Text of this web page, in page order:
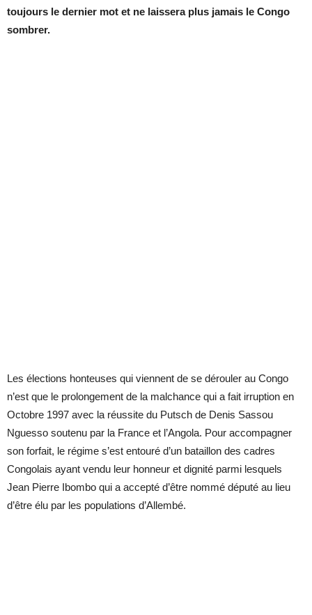
toujours le dernier mot et ne laissera plus jamais le Congo
sombrer.
Les élections honteuses qui viennent de se dérouler au Congo
n’est que le prolongement de la malchance qui a fait irruption en
Octobre 1997 avec la réussite du Putsch de Denis Sassou
Nguesso soutenu par la France et l’Angola. Pour accompagner
son forfait, le régime s’est entouré d’un bataillon des cadres
Congolais ayant vendu leur honneur et dignité parmi lesquels
Jean Pierre Ibombo qui a accepté d’être nommé député au lieu
d’être élu par les populations d’Allembé.